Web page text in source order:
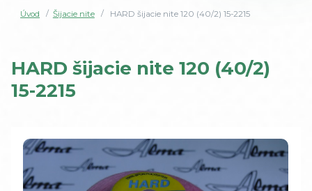
Úvod Šijacie nite HARD šijacie nite 120 (40/2) 15-2215
HARD šijacie nite 120 (40/2)
15-2215